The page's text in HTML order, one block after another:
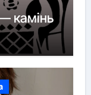
камінь